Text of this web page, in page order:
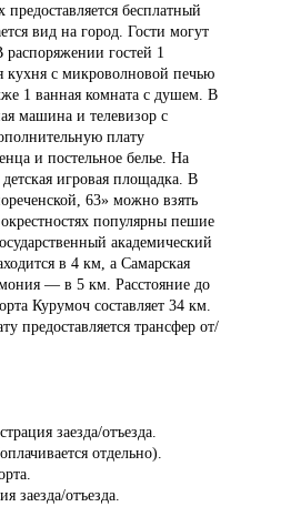
бесплатный
вид на город. Гости могут
распоряжении гостей 1
кухня с микроволновой печью
1 ванная комната с душем. В
машина и телевизор с
плату
и постельное белье. На
игровая площадка. В
63» можно взять
популярны пешие
академический
в 4 км, а Самарская
— в 5 км. Расстояние до
Курумоч составляет 34 км.
предоставляется трансфер от/
заезда/отъезда.
отдельно).
заезда/отъезда.